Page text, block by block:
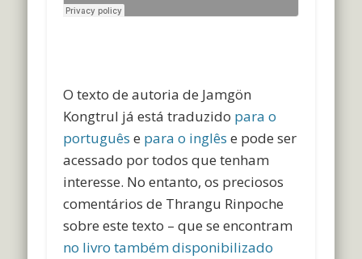
O texto de autoria de Jamgön
Kongtrul já está traduzido para o
português e para o inglês e pode ser
acessado por todos que tenham
interesse. No entanto, os preciosos
comentários de Thrangu Rinpoche
sobre este texto – que se encontram
no livro também disponibilizado